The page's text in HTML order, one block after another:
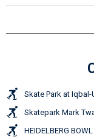
Skate Park at Iqbal-
Skatepark Mark
HEIDELBERG BOWL